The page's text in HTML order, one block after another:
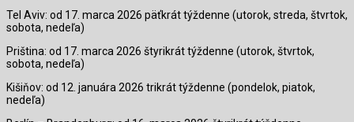
Tel Aviv: od 17. marca 2026 päťkrát týždenne (utorok, streda, štvrtok,
sobota, nedeľa)
Priština: od 17. marca 2026 štyrikrát týždenne (utorok, štvrtok,
sobota, nedeľa)
Kišiňov: od 12. januára 2026 trikrát týždenne (pondelok, piatok,
nedeľa)